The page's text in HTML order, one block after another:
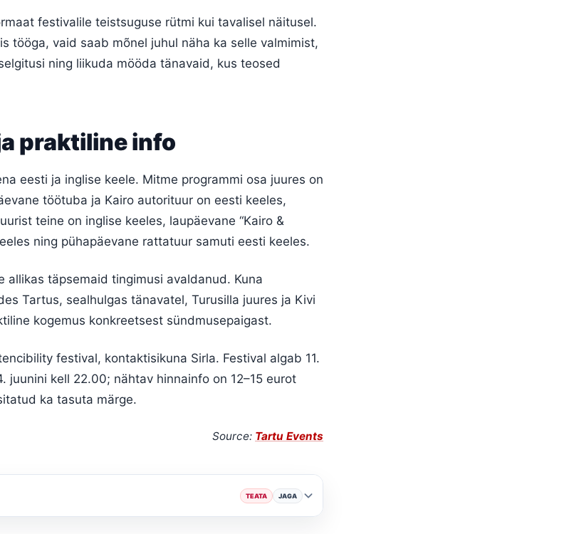
festivalile teistsuguse rütmi kui tavalisel näitusel.
tööga, vaid saab mõnel juhul näha ka selle valmimist,
ning liikuda mööda tänavaid, kus teosed
praktiline info
eesti ja inglise keele. Mitme programmi osa juures on
töötuba ja Kairo autorituur on eesti keeles,
teine on inglise keeles, laupäevane “Kairo &
ning pühapäevane rattatuur samuti eesti keeles.
allikas täpsemaid tingimusi avaldanud. Kuna
Tartus, sealhulgas tänavatel, Turusilla juures ja Kivi
kogemus konkreetsest sündmusepaigast.
festival, kontaktisikuna Sirla. Festival algab 11.
juunini kell 22.00; nähtav hinnainfo on 12–15 eurot
ka tasuta märge.
Source: Tartu Events
TEATA JAGA